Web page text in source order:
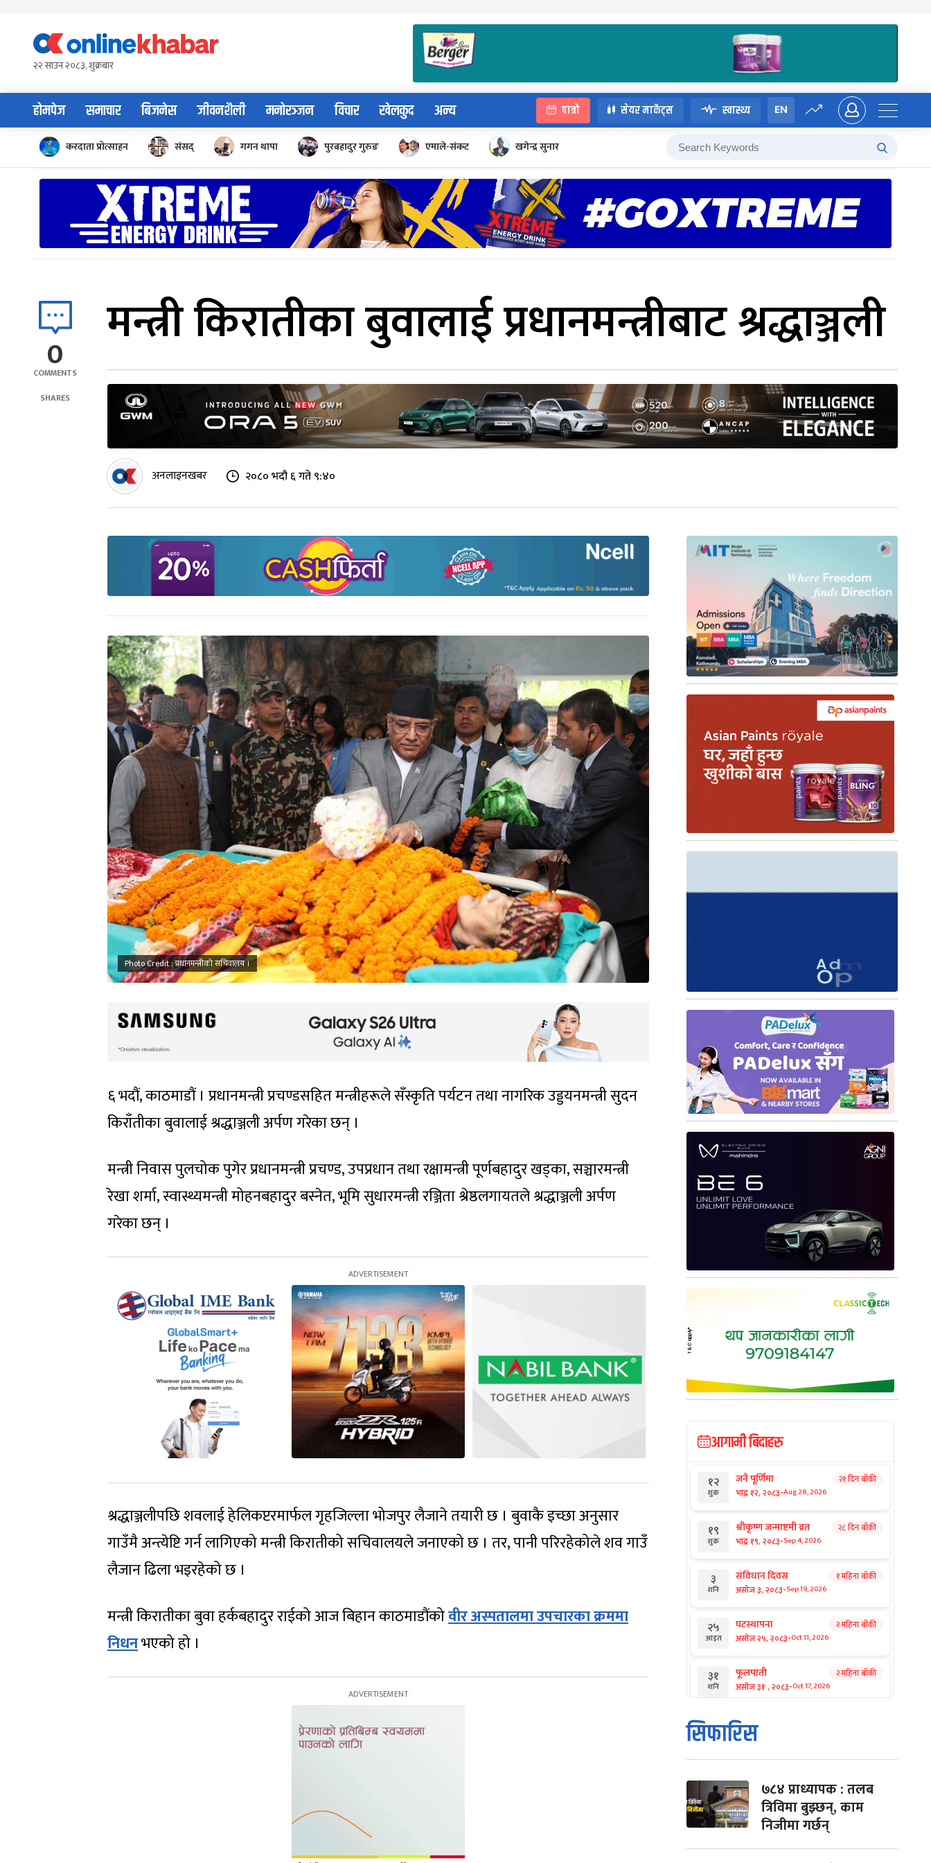
content२२ साउन २०८३, शुक्रबार
होमपेज समाचार बिजनेस जीवनशैली मनोरञ्जन विचार खेलकुद अन्य पात्रो सेयर मार्केट्स स्वास्थ्य EN
करदाता प्रोत्साहन संसद् गगन थापा पुरबहादुर गुरुङ एमाले-संकट खगेन्द्र सुनार
0
COMMENTS
SHARES
मन्त्री किरातीका बुवालाई प्रधानमन्त्रीबाट श्रद्धाञ्जली
अनलाइनखबर २०८० भदौ ६ गते ९:४०
Photo Credit : प्रधानमन्त्रीको सचिवालय ।
६ भदौं, काठमाडौं । प्रधानमन्त्री प्रचण्डसहित मन्त्रीहरूले सँस्कृति पर्यटन तथा नागरिक उड्डयनमन्त्री सुदन
किराँतीका बुवालाई श्रद्धाञ्जली अर्पण गरेका छन् ।
मन्त्री निवास पुलचोक पुगेर प्रधानमन्त्री प्रचण्ड, उपप्रधान तथा रक्षामन्त्री पूर्णबहादुर खड्का, सञ्चारमन्त्री
रेखा शर्मा, स्वास्थ्यमन्त्री मोहनबहादुर बस्नेत, भूमि सुधारमन्त्री रञ्जिता श्रेष्ठलगायतले श्रद्धाञ्जली अर्पण
गरेका छन् ।
श्रद्धाञ्जलीपछि शवलाई हेलिकप्टरमार्फल गृहजिल्ला भोजपुर लैजाने तयारी छ । बुवाकै इच्छा अनुसार
गाउँमै अन्त्येष्टि गर्न लागिएको मन्त्री किरातीको सचिवालयले जनाएको छ । तर, पानी परिरहेकोले शव गाउँ
लैजान ढिला भइरहेको छ ।
मन्त्री किरातीका बुवा हर्कबहादुर राईको आज बिहान काठमाडौंकोवीर अस्पतालमा उपचारका क्रममा
निधनभएको हो ।
आगामी बिदाहरु
१२
शुक्र
जनै पूर्णिमा
भाद्र १२, २०८३-Aug 28, 2026
२१ दिन बाँकी
१९
शुक्र
श्रीकृष्ण जन्माष्टमी व्रत
भाद्र १९, २०८३-Sep 4, 2026
२८ दिन बाँकी
३
शनि
संविधान दिवस
असोज ३, २०८३-Sep 19, 2026
१ महिना बाँकी
२५
आइत
घटस्थापना
असोज २५, २०८३-Oct 11, 2026
२ महिना बाँकी
३१
शनि
फूलपाती
असोज ३१ , २०८३-Oct 17, 2026
२ महिना बाँकी
१
आइत
कार्तिक सङ्क्रान्ति
कार्तिक १, २०८३
मंगल कार्तिक ३, २०८३ -Oct 20, 2026
४ विजयादशमी
कार्तिक ४, २०८३-Oct 21, 2026
सिफारिस
७८४ प्राध्यापक : तलब
त्रिविमा बुझ्छन्, काम
निजीमा गर्छन्